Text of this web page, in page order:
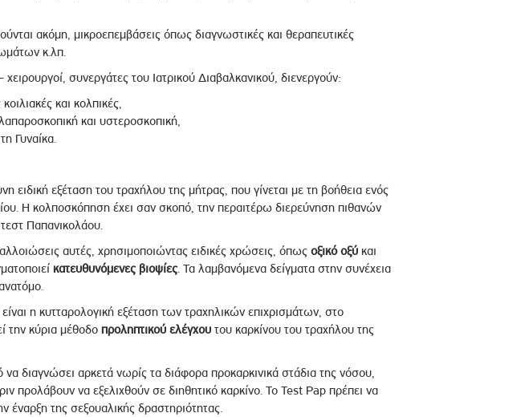
ακόμη, μικροεπεμβάσεις όπως διαγνωστικές και θεραπευτικές
κ.λπ.
συνεργάτες του Ιατρικού Διαβαλκανικού, διενεργούν:
και κολπικές,
και υστεροσκοπική,
Γυναίκα​.
ειδική εξέταση του τραχήλου της μήτρας, που γίνεται με τη βοήθεια ενός
Η κολποσκόπηση έχει σαν σκοπό, την περαιτέρω διερεύνηση πιθανών
Παπανικολάου.
αλλοιώσεις αυτές, χρησιμοποιώντας ειδικές χρώσεις, όπως οξικό οξύκαι
κατευθυνόμενες βιοψίες. Τα λαμβανόμενα δείγματα στην συνέχεια
η κυτταρολογική εξέταση των τραχηλικών επιχρισμάτων, στο
την κύρια μέθοδο προληπτικού ελέγχουτου καρκίνου του τραχήλου της
διαγνώσει αρκετά νωρίς τα διάφορα προκαρκινικά στάδια της νόσου,
προλάβουν να εξελιχθούν σε διηθητικό καρκίνο. Το Test Pap πρέπει να
έναρξη της σεξουαλικής δραστηριότητας.